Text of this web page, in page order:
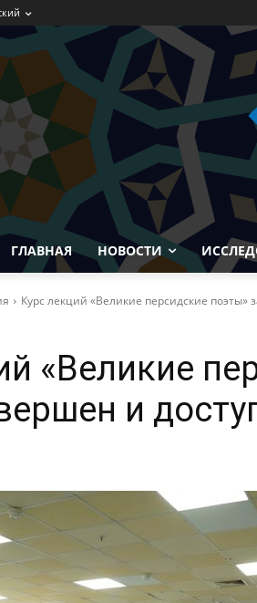
ГЛАВНАЯ НОВОСТИ
Курс лекций «Великие персидские поэты»
«Великие
и